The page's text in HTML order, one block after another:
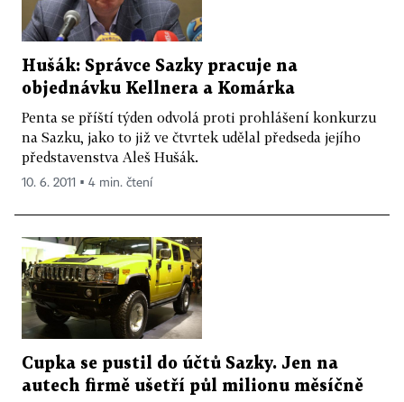
Hušák: Správce Sazky pracuje na
objednávku Kellnera a Komárka
Penta se příští týden odvolá proti prohlášení konkurzu
na Sazku, jako to již ve čtvrtek udělal předseda jejího
představenstva Aleš Hušák.
10. 6. 2011 ▪ 4 min. čtení
Cupka se pustil do účtů Sazky. Jen na
autech firmě ušetří půl milionu měsíčně